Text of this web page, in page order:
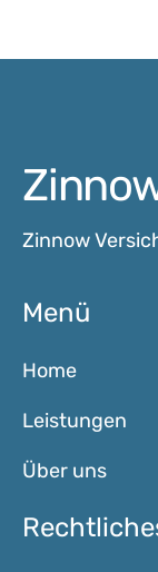
Zinnow
Menü
Home
Leistungen
Über uns